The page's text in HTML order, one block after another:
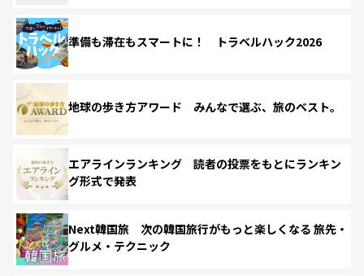
準備も滞在もスマートに！ トラベルハック2026
地球の歩き方アワード みんなで選ぶ、旅のベスト。
エアラインランキング 読者の投票をもとにランキン
グ形式で発表
Next韓国旅 次の韓国旅行がもっと楽しくなる 旅先・
グルメ・テクニック